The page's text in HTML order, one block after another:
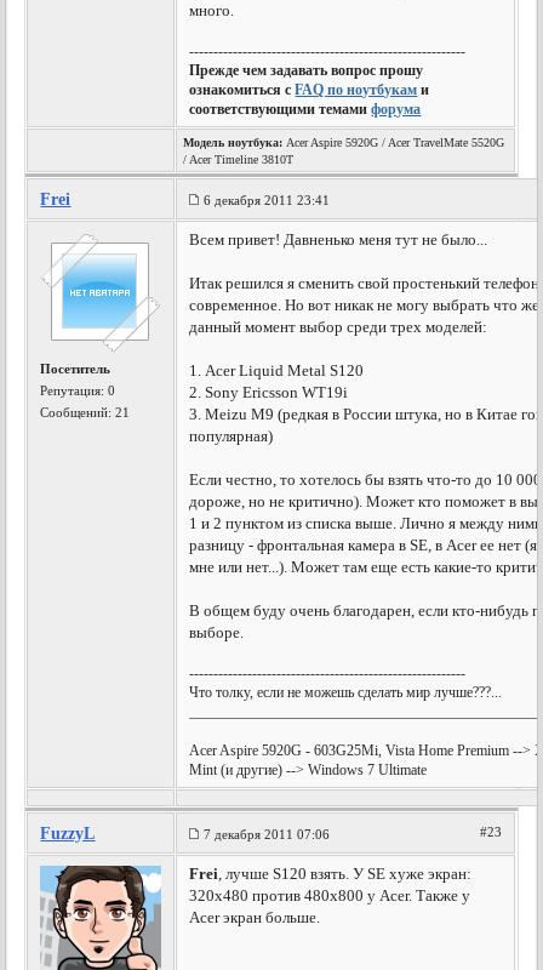
много.
---------------------------------------------------------
Прежде чем задавать вопрос прошу
ознакомиться сFAQ по ноутбукам и
соответствующими темамифорума
Модель ноутбука: Acer Aspire 5920G / Acer TravelMate 5520G
/ Acer Timeline 3810T
Frei 6 декабря 2011 23:41
Посетитель
Репутация:0
Сообщений: 21
Всем привет! Давненько меня тут не было...
Итак решился я сменить свой простенький
современное. Но вот никак не могу выбрать что
данный момент выбор среди трех моделей:
1. Acer Liquid Metal S120
2. Sony Ericsson WT19i
3. Meizu M9 (редкая в России штука, но в Китае
популярная)
Если честно, то хотелось бы взять что-то до 10
дороже, но не критично). Может кто поможет в
1 и 2 пунктом из списка выше. Лично я между
разницу - фронтальная камера в SE, в Acer ее нет
мне или нет...). Может там еще есть какие-то
В общем буду очень благодарен, если кто-нибудь
выборе.
---------------------------------------------------------
Что толку, если не можешь сделать мир лучше???...
Acer Aspire 5920G - 603G25Mi, Vista Home Premium -->
Mint (и другие) --> Windows 7 Ultimate
FuzzyL 7 декабря 2011 07:06 #23
Frei, лучше S120 взять. У SE хуже экран:
320x480 против 480х800 у Acer. Также у
Acer экран больше.